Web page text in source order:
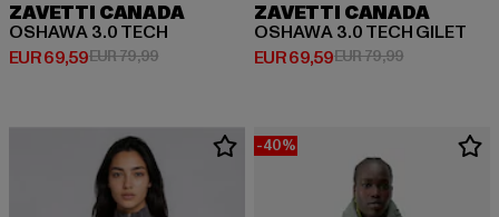
ZAVETTI CANADA
OSHAWA 3.0 TECH
EUR 69,59
Huidige prijs: EUR 69,59
EUR 79,99Actieprijs: EUR 79,99
ZAVETTI CANADA
OSHAWA 3.0 TECH GILET
EUR 69,59
Huidige prijs: EUR 69,59
EUR 79,99Actieprijs:
-40%